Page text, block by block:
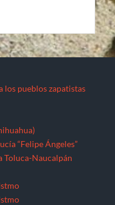
los pueblos zapatistas
“Felipe Ángeles”
Toluca-Naucalpán